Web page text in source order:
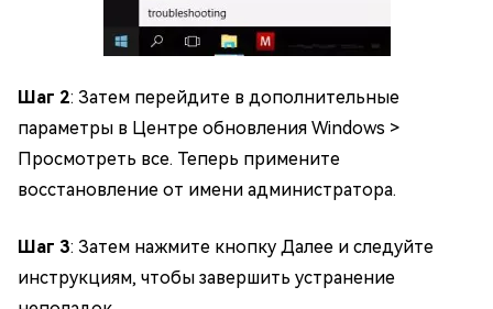
Шаг 2: Затем перейдите в дополнительные
параметры в Центре обновления Windows >
Просмотреть все. Теперь примените
восстановление от имени администратора.
Шаг 3: Затем нажмите кнопку Далее и следуйте
инструкциям, чтобы завершить устранение